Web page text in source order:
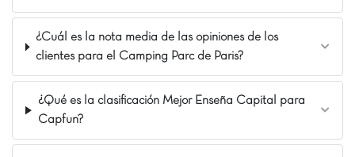
A 20 km de Disneyland
A 38 km de París
Toboganes acuáticos
¿Cuál es la nota media de las opiniones de los
clientes para el Camping Parc de Paris?
¿Qué es la clasificación Mejor Enseña Capital para
Capfun?